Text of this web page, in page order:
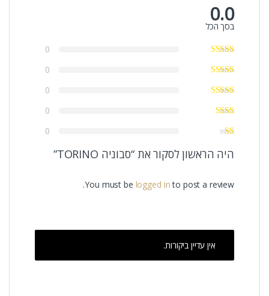
0.0
בסך הכל
0
0
0
0
0
היה הראשון לסקור את “סבוניה TORINO”
You must be logged into post a review.
אין עדיין ביקורות.